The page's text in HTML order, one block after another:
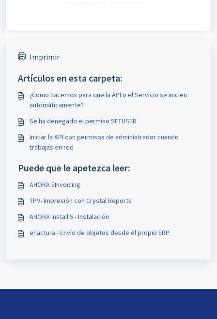
Imprimir
Artículos en esta carpeta:
¿Como hacemos para que la API o el Servicio se inicien
automáticamente?
Se ha denegado el permiso SETUSER
Iniciar la API con permisos de administrador cuando
trabajas en red
Puede que le apetezca leer:
AHORA EInvoicing
TPV- Impresión con Crystal Reports
AHORA Install 5 - Instalación
eFactura - Envío de objetos desde el propio ERP